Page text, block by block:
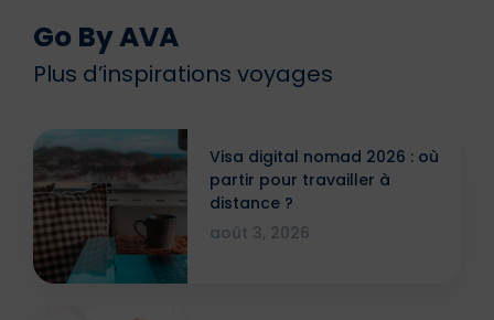
Go By AVA
Plus d’inspirations voyages
Visa digital nomad 2026 : où
partir pour travailler à
distance ?
août 3, 2026